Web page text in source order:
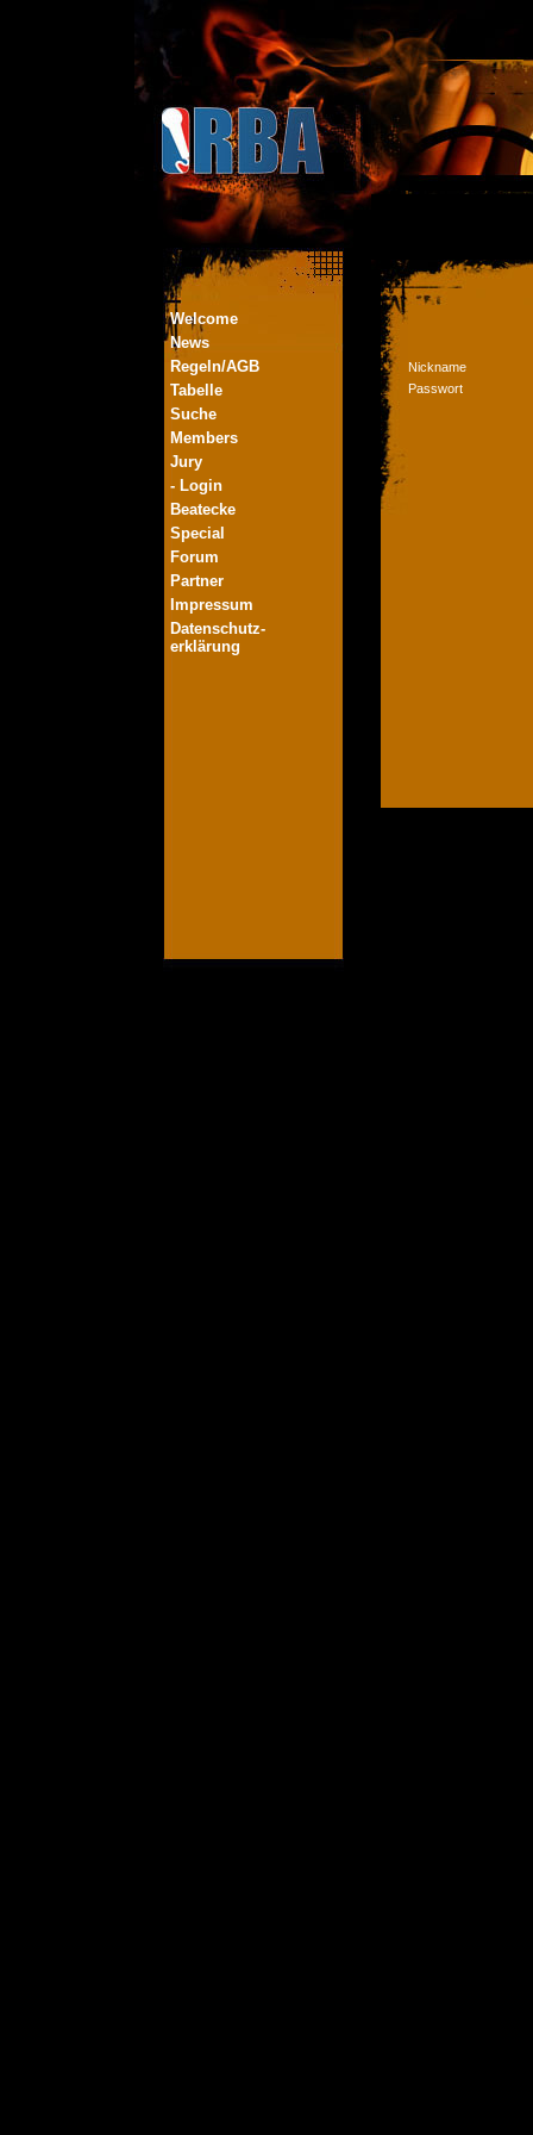
Welcome
News
Regeln/AGB
Tabelle
Suche
Members
Jury
- Login
Beatecke
Special
Forum
Partner
Impressum
Datenschutz-
erklärung
Nickname
Passwort